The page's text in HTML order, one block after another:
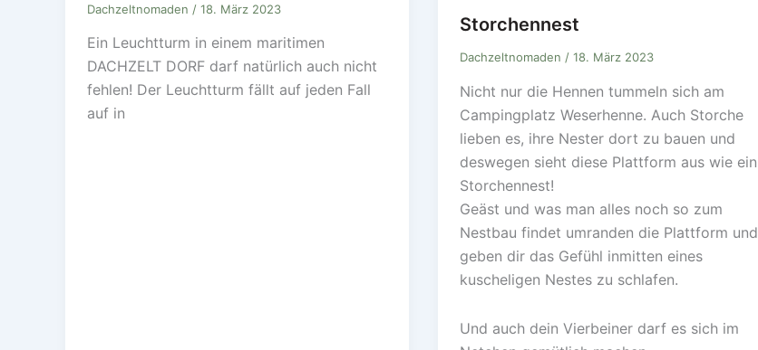
Dachzeltnomaden / 18. März 2023
Ein Leuchtturm in einem maritimen
DACHZELT DORF darf natürlich auch nicht
fehlen! Der Leuchtturm fällt auf jeden Fall
auf in
Storchennest
Dachzeltnomaden / 18. März 2023
Nicht nur die Hennen tummeln sich am
Campingplatz Weserhenne. Auch Storche
lieben es, ihre Nester dort zu bauen und
deswegen sieht diese Plattform aus wie ein
Storchennest!
Geäst und was man alles noch so zum
Nestbau findet umranden die Plattform und
geben dir das Gefühl inmitten eines
kuscheligen Nestes zu schlafen.
Und auch dein Vierbeiner darf es sich im